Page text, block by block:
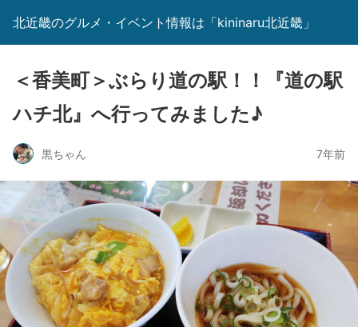
北近畿のグルメ・イベント情報は「kininaru北近畿」
＜香美町＞ぶらり道の駅！！『道の駅
ハチ北』へ行ってみました♪
黒ちゃん 7年前